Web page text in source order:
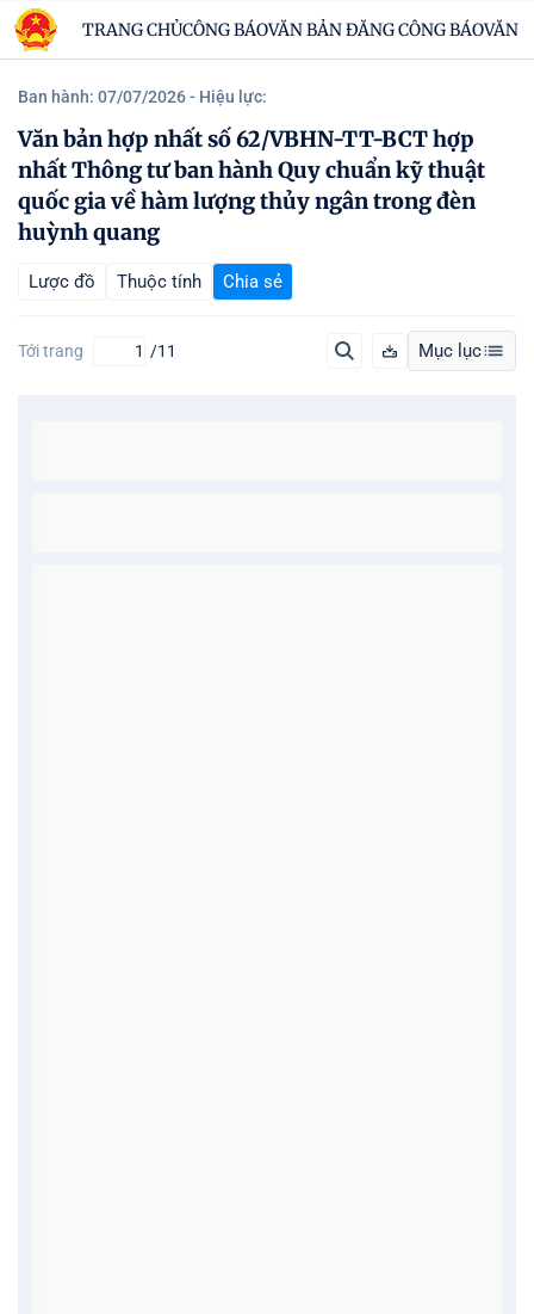
TRANG CHỦCÔNG BÁOVĂN BẢN ĐĂNG CÔNG BÁOVĂN
Ban hành: 07/07/2026- Hiệu lực:
Văn bản hợp nhất số 62/VBHN-TT-BCT hợp
nhất Thông tư ban hành Quy chuẩn kỹ thuật
quốc gia về hàm lượng thủy ngân trong đèn
huỳnh quang
Lược đồ Thuộc tính Chia sẻ
Tới trang /11 Mục lục